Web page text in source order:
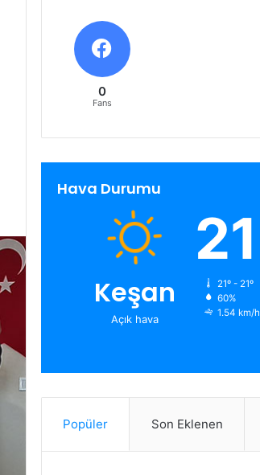
0
Fans
Hava Durumu
Keşan
Açık hava
21
21º - 21º
60%
1.54 km/h
Popüler Son Eklenen